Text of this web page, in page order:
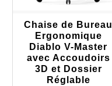
Chaise de Bureau
Ergonomique
Diablo V-Master
avec Accoudoirs
3D et Dossier
Réglable